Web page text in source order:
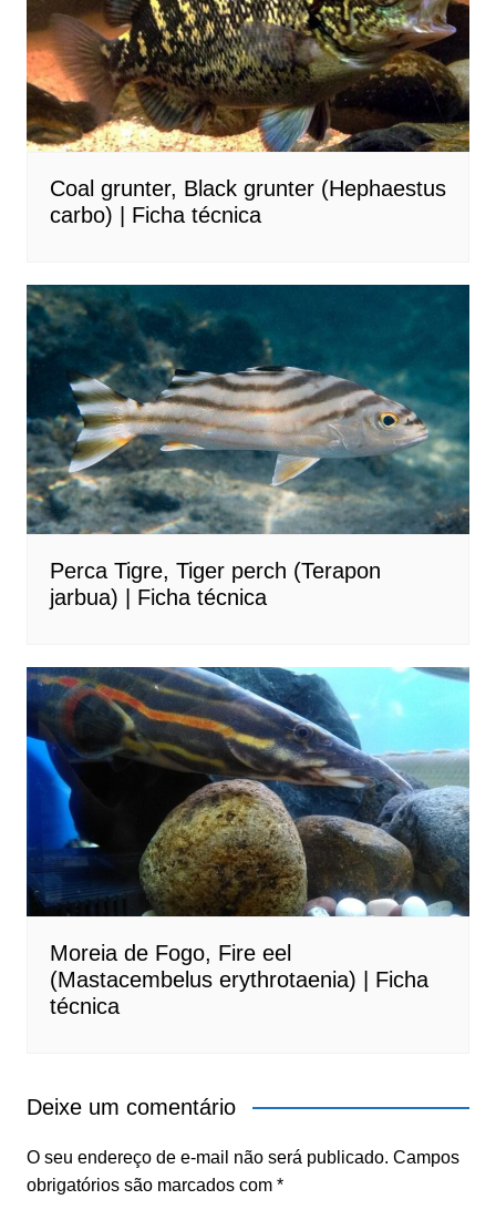
Coal grunter, Black grunter (Hephaestus
carbo) | Ficha técnica
Perca Tigre, Tiger perch (Terapon
jarbua) | Ficha técnica
Moreia de Fogo, Fire eel
(Mastacembelus erythrotaenia) | Ficha
técnica
Deixe um comentário
O seu endereço de e-mail não será publicado. Campos
obrigatórios são marcados com *